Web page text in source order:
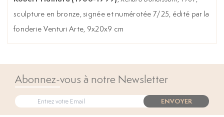
sculpture en bronze, signée et numérotée 7/25, édité par la
fonderie Venturi Arte, 9x20x9 cm
Abonnez-vous à notre Newsletter
ENVOYER